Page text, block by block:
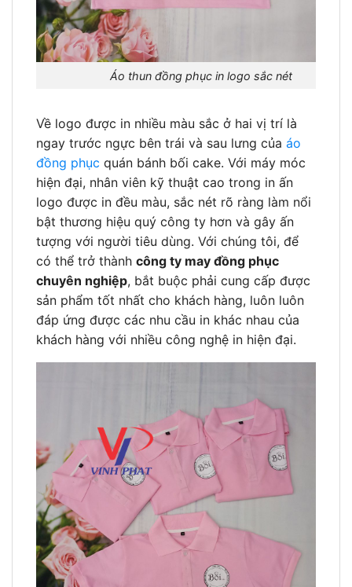
Áo thun đồng phục in logo sắc nét
Về logo được in nhiều màu sắc ở hai vị trí là
ngay trước ngực bên trái và sau lưng của áo
đồng phục quán bánh bối cake. Với máy móc
hiện đại, nhân viên kỹ thuật cao trong in ấn
logo được in đều màu, sắc nét rõ ràng làm nổi
bật thương hiệu quý công ty hơn và gây ấn
tượng với người tiêu dùng. Với chúng tôi, để
có thể trở thành công ty may đồng phục
chuyên nghiệp, bắt buộc phải cung cấp được
sản phẩm tốt nhất cho khách hàng, luôn luôn
đáp ứng được các nhu cầu in khác nhau của
khách hàng với nhiều công nghệ in hiện đại.